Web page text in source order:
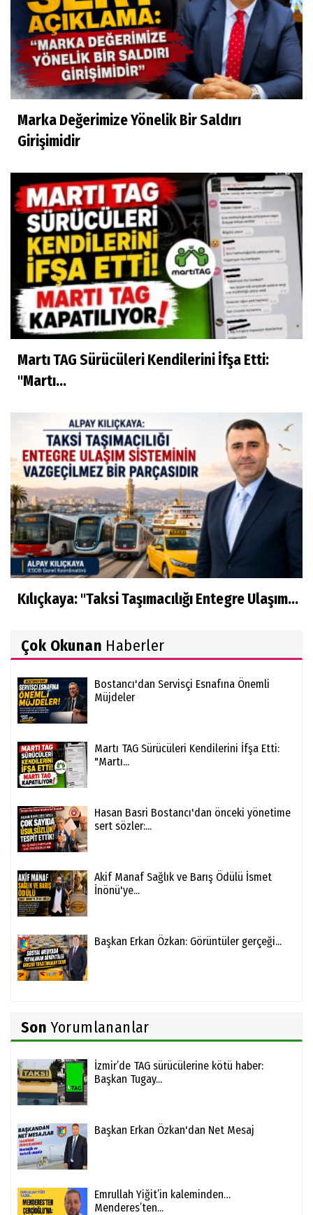
Marka Değerimize Yönelik Bir Saldırı
Girişimidir
Martı TAG Sürücüleri Kendilerini İfşa Etti:
"Martı...
Kılıçkaya: "Taksi Taşımacılığı Entegre Ulaşım...
Çok Okunan Haberler
Bostancı'dan Servisçi Esnafına Önemli
Müjdeler
Martı TAG Sürücüleri Kendilerini İfşa Etti:
"Martı...
Hasan Basri Bostancı'dan önceki yönetime
sert sözler:...
Akif Manaf Sağlık ve Barış Ödülü İsmet
İnönü'ye...
Başkan Erkan Özkan: Görüntüler gerçeği...
Son Yorumlananlar
İzmir’de TAG sürücülerine kötü haber:
Başkan Tugay...
Başkan Erkan Özkan'dan Net Mesaj
Emrullah Yiğit’in kaleminden…
Menderes’ten...